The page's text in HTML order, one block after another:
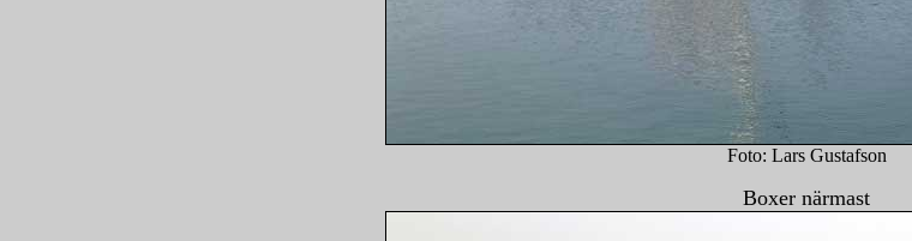
Foto: Lars Gustafson
Boxer närmast